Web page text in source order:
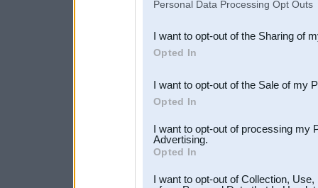
Downstream Participants
third parties.
Personal Data Processing Opt Outs
I want to opt-out of the Sharing of
Opted In
I want to opt-out of the Sale of my
Opted In
I want to opt-out of processing my
Advertising.
Opted In
I want to opt-out of Collection,